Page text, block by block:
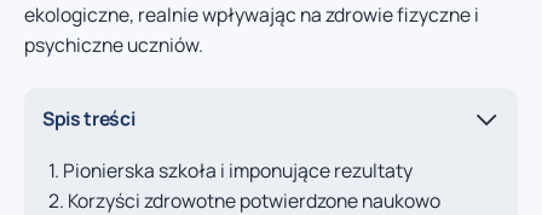
ekologiczne, realnie wpływając na zdrowie fizyczne i
psychiczne uczniów.
Spis treści
Pionierska szkoła i imponujące rezultaty
Korzyści zdrowotne potwierdzone naukowo